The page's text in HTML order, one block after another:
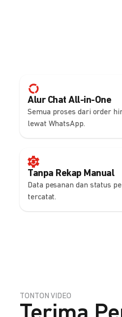
Alur Chat All-in-One
Semua proses dari order
lewat WhatsApp.
Tanpa Rekap Manual
Data pesanan dan status
tercatat.
TONTON VIDEO